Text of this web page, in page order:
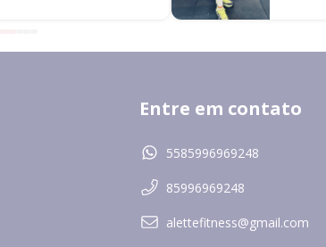
Entre em contato
5585996969248
85996969248
alettefitness@gmail.com